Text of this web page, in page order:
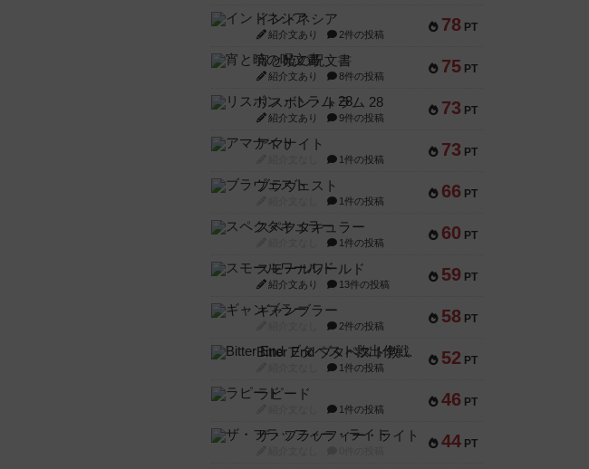
78 PT
インドネシア
紹介文あり 2件の投稿
75 PT
宵と暁の呪文書
紹介文あり 8件の投稿
73 PT
リスボン・トラム 28
紹介文あり 9件の投稿
73 PT
アマナイト
1件の投稿
66 PT
ブラヴェスト
1件の投稿
60 PT
スペクタキュラー
1件の投稿
59 PT
スモールワールド
紹介文あり 13件の投稿
58 PT
ギャンブラー
2件の投稿
52 PT
Bitter End ブタペスト救出作戦
1件の投稿
46 PT
ラピード
1件の投稿
44 PT
ザ・フラッフィー・ライト